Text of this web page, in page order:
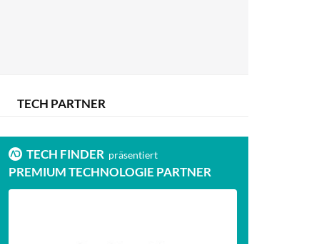
TECH PARTNER
TECH FINDER präsentiert
PREMIUM TECHNOLOGIE PARTNER